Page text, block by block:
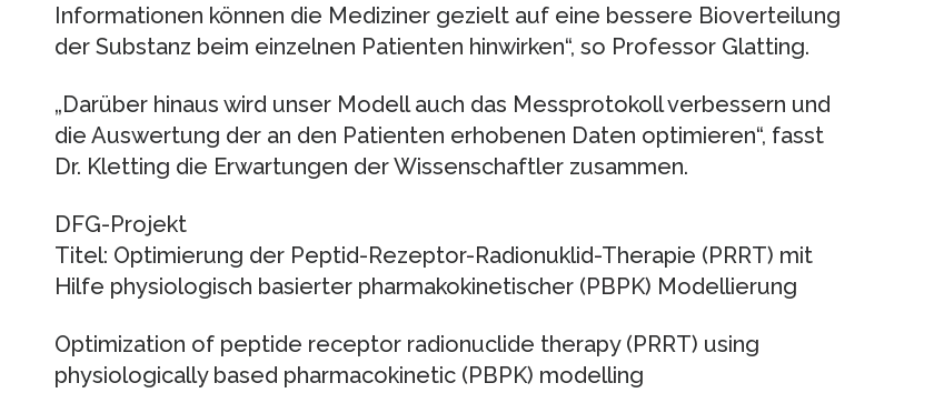
Informationen können die Mediziner gezielt auf eine bessere Bioverteilung
der Substanz beim einzelnen Patienten hinwirken“, so Professor Glatting.
„Darüber hinaus wird unser Modell auch das Messprotokoll verbessern und
die Auswertung der an den Patienten erhobenen Daten optimieren“, fasst
Dr. Kletting die Erwartungen der Wissenschaftler zusammen.
DFG-Projekt
Titel: Optimierung der Peptid-Rezeptor-Radionuklid-Therapie (PRRT) mit
Hilfe physiologisch basierter pharmakokinetischer (PBPK) Modellierung
Optimization of peptide receptor radionuclide therapy (PRRT) using
physiologically based pharmacokinetic (PBPK) modelling